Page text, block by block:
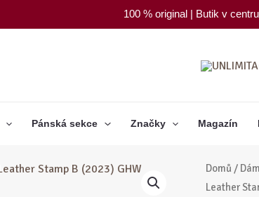
100 % original | Butik v
Pánská sekce Značky Magazín
Domů /
Leather